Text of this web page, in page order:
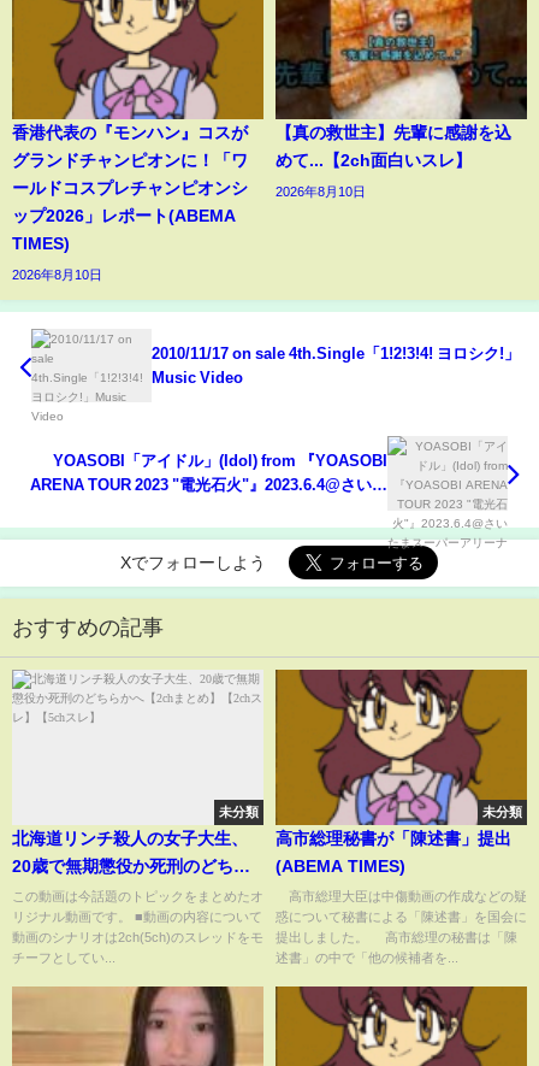
香港代表の『モンハン』コスが
グランドチャンピオンに！「ワ
ールドコスプレチャンピオンシ
ップ2026」レポート(ABEMA
TIMES)
2026年8月10日
【真の救世主】先輩に感謝を込
めて...【2ch面白いスレ】
2026年8月10日
2010/11/17 on sale 4th.Single「1!2!3!4! ヨロシク!」
Music Video
YOASOBI「アイドル」(Idol) from 『YOASOBI
ARENA TOUR 2023 "電光石火"』2023.6.4@さいた
Xでフォローしよう
おすすめの記事
未分類
北海道リンチ殺人の女子大生、
20歳で無期懲役か死刑のどちら
かへ【2chまとめ】【2chスレ】
【5chスレ】
この動画は今話題のトピックをまとめたオ
リジナル動画です。 ■動画の内容について
動画のシナリオは2ch(5ch)のスレッドをモ
チーフとしてい...
未分類
高市総理秘書が「陳述書」提出
(ABEMA TIMES)
高市総理大臣は中傷動画の作成などの疑
惑について秘書による「陳述書」を国会に
提出しました。 高市総理の秘書は「陳
述書」の中で「他の候補者を...